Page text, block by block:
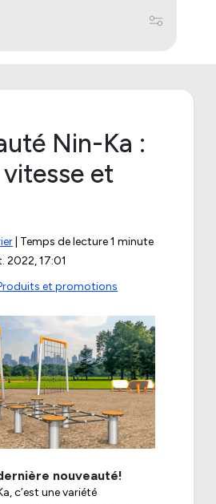
Nin-Ka :
et
| Temps de lecture 1 minute
2022, 17:01
et promotions
nouveauté!
c’est une variété